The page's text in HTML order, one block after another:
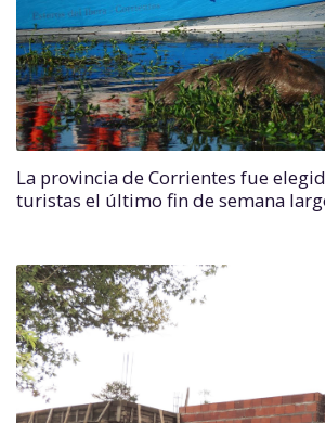
La provincia de Corrientes fue
turistas el último fin de semana